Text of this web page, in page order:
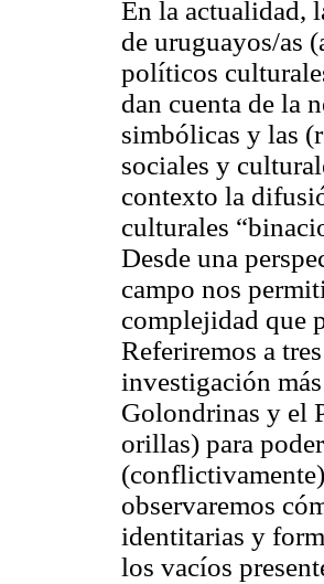
En la actualidad,
de uruguayos/as
políticos
dan cuenta de la
simbólicas y las
sociales y
contexto la
culturales
Desde una
campo nos
complejidad que
Referiremos a
investigación
Golondrinas y el
orillas) para
observaremos
identitarias y
los vacíos